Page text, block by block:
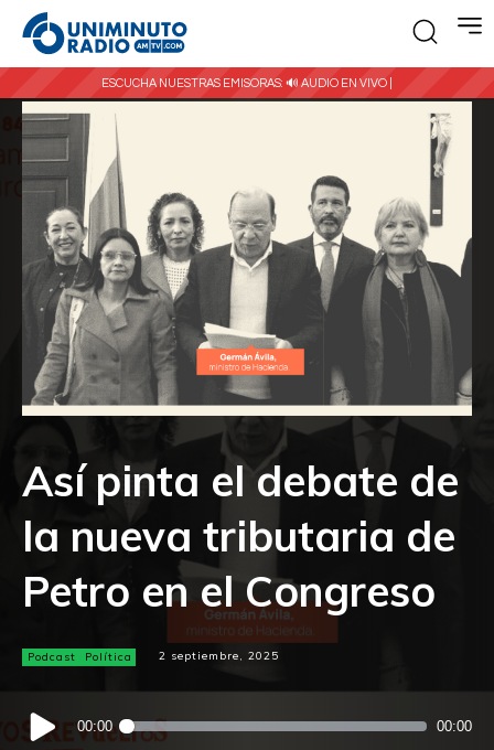
ESCUCHA NUESTRAS EMISORAS: 🔊 AUDIO EN VIVO |
Así pinta el debate de
la nueva tributaria de
Petro en el Congreso
Podcast Política 2 septiembre, 2025
Reproductor
de
00:00 00:00